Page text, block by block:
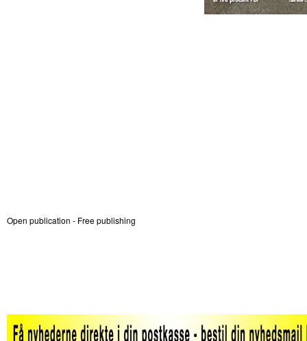
Open publication - Freepublishing